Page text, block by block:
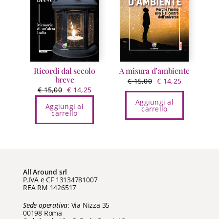
possono
essere
scelte
nella
pagina
del
prodotto
Ricordi dal secolo
breve
€15,00 Il
originale
era:
€ 14,25Il
è:
Aggiungi al
carrello
A misura d’ambiente
€15,00 Il
prezzo
originale
era:
€ 14,25Il
prezzo
Aggiungi al
carrello
All Around srl
P.IVA e CF 13134781007
REA RM 1426517
Sede operativa: Via Nizza 35
00198 Roma